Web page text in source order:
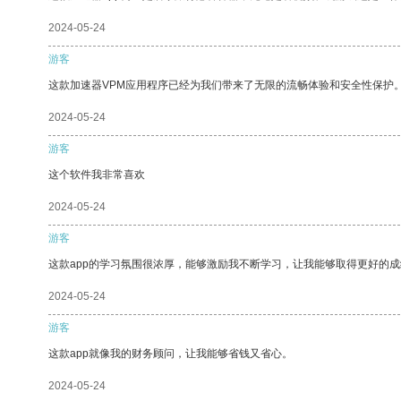
2024-05-24
游客
这款加速器VPM应用程序已经为我们带来了无限的流畅体验和安全性保护
2024-05-24
游客
这个软件我非常喜欢
2024-05-24
游客
这款app的学习氛围很浓厚，能够激励我不断学习，让我能够取得更好的
2024-05-24
游客
这款app就像我的财务顾问，让我能够省钱又省心。
2024-05-24